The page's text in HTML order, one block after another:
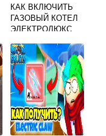
КАК ВКЛЮЧИТЬ
ГАЗОВЫЙ КОТЕЛ
ЭЛЕКТРОЛЮКС